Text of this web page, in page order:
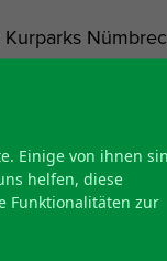
bieten die
nun als
Einige von ihnen
helfen, diese
Funktionalitäten zur